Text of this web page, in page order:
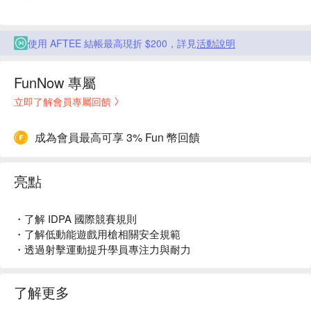
使用 AFTEE 結帳最高現折 $200，詳見活動說明
FunNow 專屬
立即了解會員專屬回饋
成為會員最高可享 3% Fun 幣回饋
亮點
・了解 IDPA 國際競賽規則
・了解低動能遊戲用槍相關安全規範
・透過射擊運動提升學員專注力與耐力
了解更多